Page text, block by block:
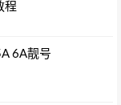
程
6A靓号